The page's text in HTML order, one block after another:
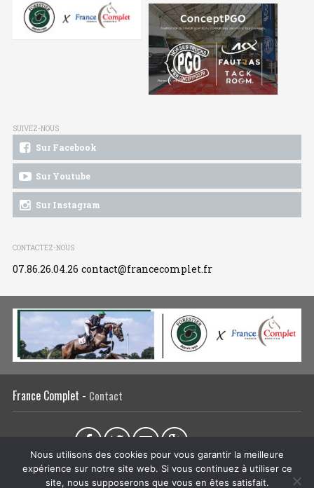
SUIVEZ-NOUS
Sur Facebook
Sur Youtube
Sur Instagram
CONTACTEZ-NOUS
07.86.26.04.26 contact@francecomplet.fr
France Complet - Contact
L’association Actualités Tous les évènements
Liens utiles
Nous utilisons des cookies pour vous garantir la meilleure
expérience sur notre site web. Si vous continuez à utiliser ce
site, nous supposerons que vous en êtes satisfait.